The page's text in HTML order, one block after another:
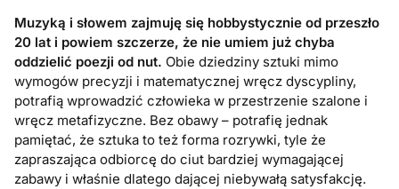
Muzyką i słowem zajmuję się hobbystycznie od przeszło
20 lat i powiem szczerze, że nie umiem już chyba
oddzielić poezji od nut. Obie dziedziny sztuki mimo
wymogów precyzji i matematycznej wręcz dyscypliny,
potrafią wprowadzić człowieka w przestrzenie szalone i
wręcz metafizyczne. Bez obawy – potrafię jednak
pamiętać, że sztuka to też forma rozrywki, tyle że
zapraszająca odbiorcę do ciut bardziej wymagającej
zabawy i właśnie dlatego dającej niebywałą satysfakcję.